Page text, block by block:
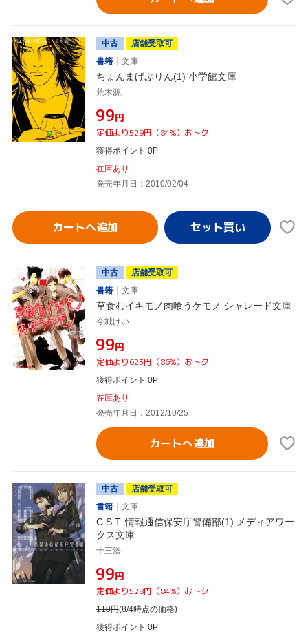
中古
店舗受取可
書籍
文庫
ちょんまげぷりん(1) 小学館文庫
荒木源,
¥99円
定価より529円（84%）おトク
獲得ポイント 0P
在庫あり
発売年月日：2010/02/04
カートへ追加
中古
店舗受取可
書籍
文庫
草食むイキモノ肉喰うケモノ シャレード文庫
今城けい
¥99円
定価より623円（86%）おトク
獲得ポイント 0P
在庫あり
発売年月日：2012/10/25
カートへ追加
中古
店舗受取可
書籍
文庫
C.S.T. 情報通信保安庁警備部(1) メディアワー
クス文庫
十三湊
¥99円
定価より528円（84%）おトク
110円(8/4時点の価格)
獲得ポイント 0P